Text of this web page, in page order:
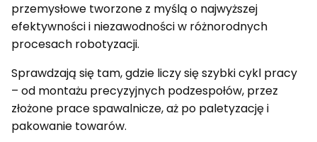
przemysłowe tworzone z myślą o najwyższej
efektywności i niezawodności w różnorodnych
procesach robotyzacji.
Sprawdzają się tam, gdzie liczy się szybki cykl pracy
– od montażu precyzyjnych podzespołów, przez
złożone prace spawalnicze, aż po paletyzację i
pakowanie towarów.